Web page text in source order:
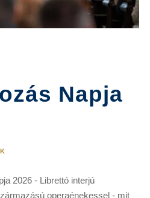
Napja
2026 - Librettó interjú
operaénekessel - mit